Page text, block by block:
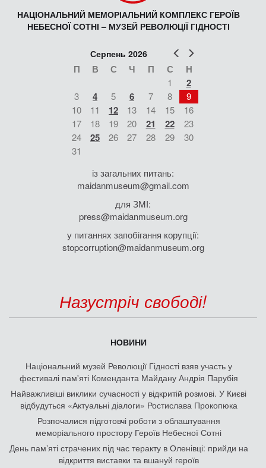
НАЦІОНАЛЬНИЙ МЕМОРІАЛЬНИЙ КОМПЛЕКС ГЕРОЇВ
НЕБЕСНОЇ СОТНІ – МУЗЕЙ РЕВОЛЮЦІЇ ГІДНОСТІ
Попер
Серпень 2026
П В С Ч П С Н
1 2
3 4 5 6 7 8
9
10
11 12 13 14 15
16
17
18 19 20 21 22
23
24
25 26 27 28 29
30
31
із загальних питань:
maidanmuseum@gmail.com
для ЗМІ:
press@maidanmuseum.org
у питаннях запобігання корупції:
stopcorruption@maidanmuseum.org
Назустріч свободі!
НОВИНИ
Національний музей Революції Гідності взяв участь у
фестивалі пам'яті Коменданта Майдану Андрія Парубія
Найважливіші виклики сучасності у відкритій розмові. У Києві
відбудуться «Актуальні діалоги» Ростислава Прокопюка
Розпочалися підготовчі роботи з облаштування
меморіального простору Героїв Небесної Сотні
День памʼяті страчених під час теракту в Оленівці: прийди на
відкриття виставки та вшануй героїв